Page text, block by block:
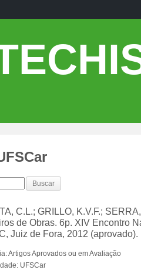
C.L.; GRILLO, K.V.F.;
de Obras. 6p. XIV Encontro
Juiz de Fora, 2012 (aprovado).
Artigos Aprovados ou em Avaliação
UFSCar